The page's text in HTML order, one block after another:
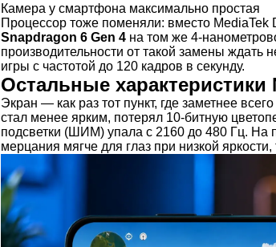
Камера у смартфона максимально простая
Процессор тоже поменяли: вместо MediaTek
Snapdragon 6 Gen 4 на том же 4-
производительности от такой замены ждать
игры с частотой до 120 кадров в секунду.
Остальные
Экран — как раз тот пункт, где заметнее всего
стал менее ярким, потерял 10-битную
подсветки (ШИМ) упала с 2160 до 480 Гц. На
мерцания мягче для глаз при низкой